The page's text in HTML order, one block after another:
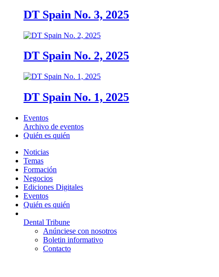
DT Spain No. 3, 2025
DT Spain No. 2, 2025
DT Spain No. 1, 2025
Eventos
Archivo de eventos
Quién es quién
Noticias
Temas
Formación
Negocios
Ediciones Digitales
Eventos
Quién es quién
Dental Tribune
Anúnciese con nosotros
Boletin informativo
Contacto